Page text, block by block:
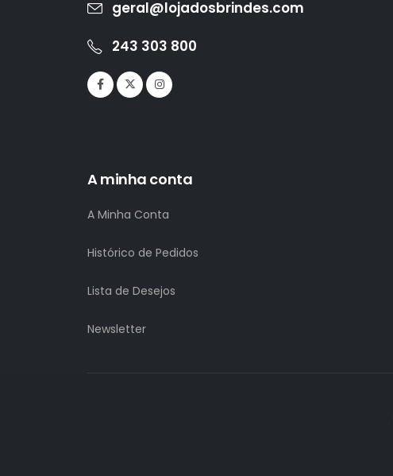
geral@lojadosbrindes.com
243 303 800
A minha conta
A Minha Conta
Histórico de Pedidos
Lista de Desejos
Newsletter